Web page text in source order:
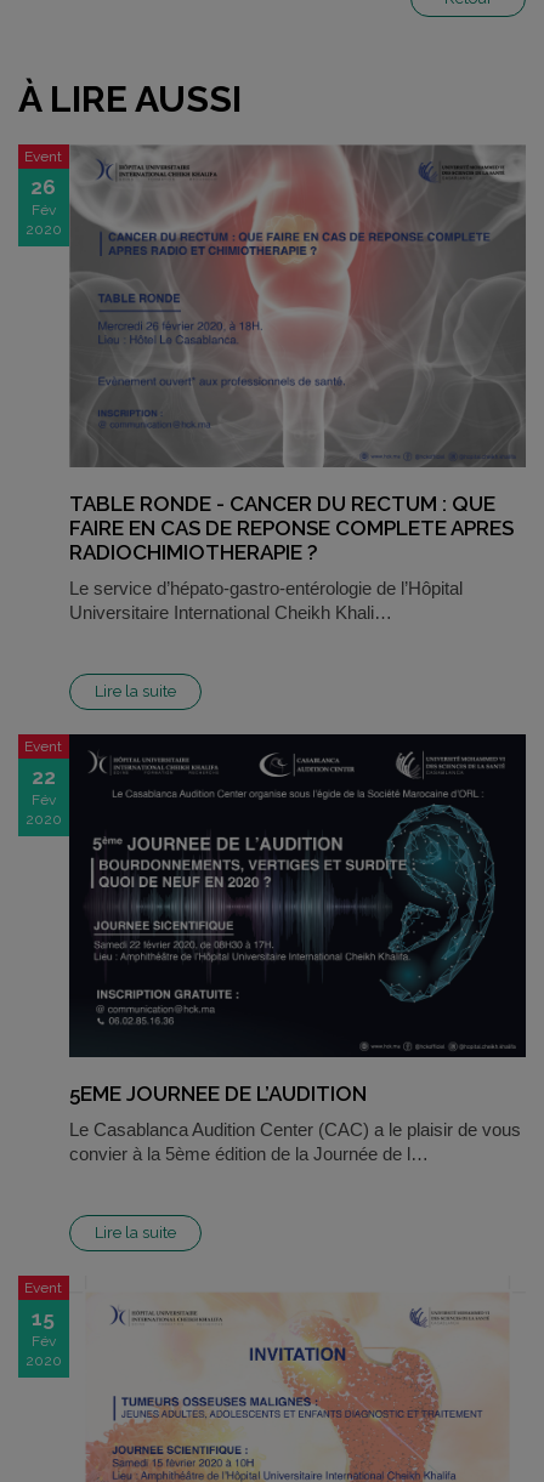
À LIRE AUSSI
Event
26
Fév
2020
TABLE RONDE - CANCER DU RECTUM : QUE
FAIRE EN CAS DE REPONSE COMPLETE APRES
RADIOCHIMIOTHERAPIE ?
Le service d’hépato-gastro-entérologie de l’Hôpital
Universitaire International Cheikh Khali…
Lire la suite
Event
22
Fév
2020
5EME JOURNEE DE L’AUDITION
Le Casablanca Audition Center (CAC) a le plaisir de vous
convier à la 5ème édition de la Journée de l…
Lire la suite
Event
15
Fév
2020